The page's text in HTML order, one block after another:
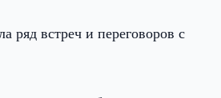
ряд встреч и переговоров с